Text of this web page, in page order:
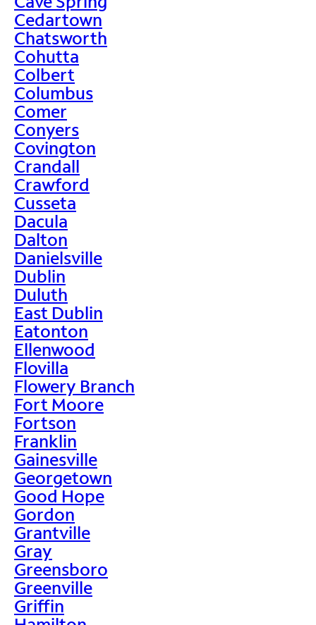
Cedartown
Chatsworth
Cohutta
Colbert
Columbus
Comer
Conyers
Covington
Crandall
Crawford
Cusseta
Dacula
Dalton
Danielsville
Dublin
Duluth
East Dublin
Eatonton
Ellenwood
Flovilla
Flowery Branch
Fort Moore
Fortson
Franklin
Gainesville
Georgetown
Good Hope
Gordon
Grantville
Gray
Greensboro
Greenville
Griffin